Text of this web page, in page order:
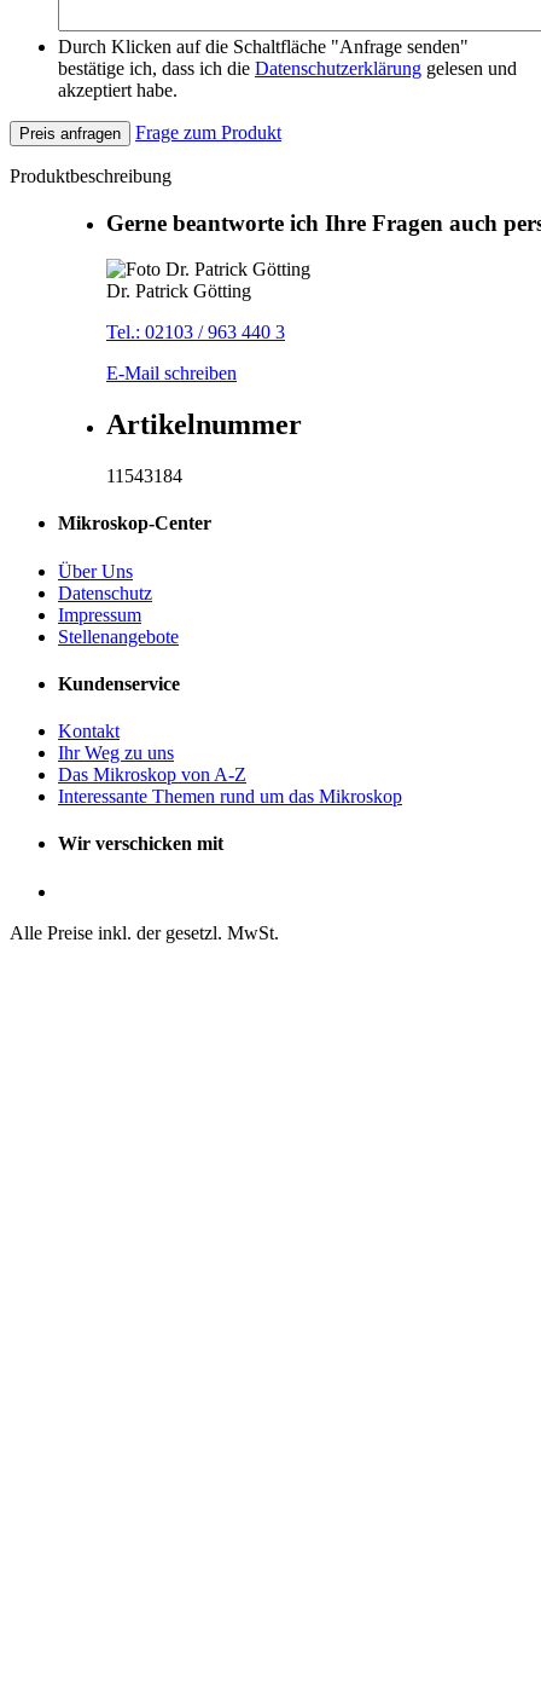
Durch Klicken auf die Schaltfläche "Anfrage senden"
bestätige ich, dass ich die Datenschutzerklärung gelesen und
akzeptiert habe.
Preis anfragen Frage zum Produkt
Produktbeschreibung
Gerne beantworte ich Ihre Fragen auch
Dr. Patrick Götting
Tel.: 02103 / 963 440 3
E-Mail schreiben
Artikelnummer
11543184
Mikroskop-Center
Über Uns
Datenschutz
Impressum
Stellenangebote
Kundenservice
Kontakt
Ihr Weg zu uns
Das Mikroskop von A-Z
Interessante Themen rund um das Mikroskop
Wir verschicken mit
Alle Preise inkl. der gesetzl. MwSt.